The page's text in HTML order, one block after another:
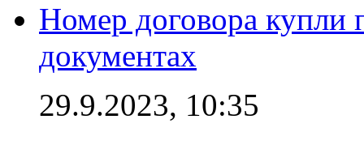
Номер договора купли
документах
29.9.2023, 10:35